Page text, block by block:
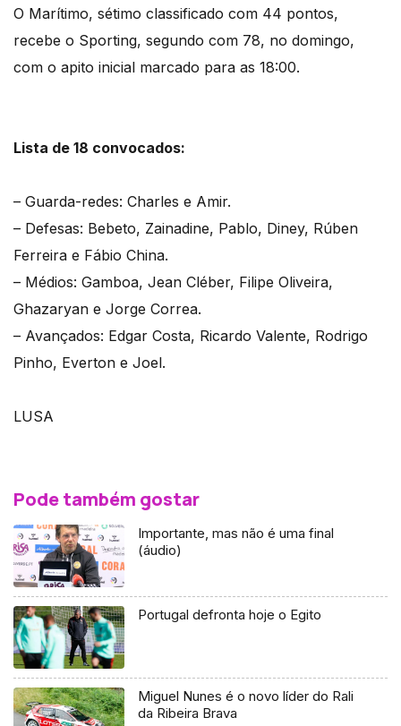
O Marítimo, sétimo classificado com 44 pontos,
recebe o Sporting, segundo com 78, no domingo,
com o apito inicial marcado para as 18:00.
Lista de 18 convocados:
– Guarda-redes: Charles e Amir.
– Defesas: Bebeto, Zainadine, Pablo, Diney, Rúben
Ferreira e Fábio China.
– Médios: Gamboa, Jean Cléber, Filipe Oliveira,
Ghazaryan e Jorge Correa.
– Avançados: Edgar Costa, Ricardo Valente, Rodrigo
Pinho, Everton e Joel.
LUSA
Pode também gostar
Importante, mas não é uma final
(áudio)
Portugal defronta hoje o Egito
Miguel Nunes é o novo líder do Rali
da Ribeira Brava